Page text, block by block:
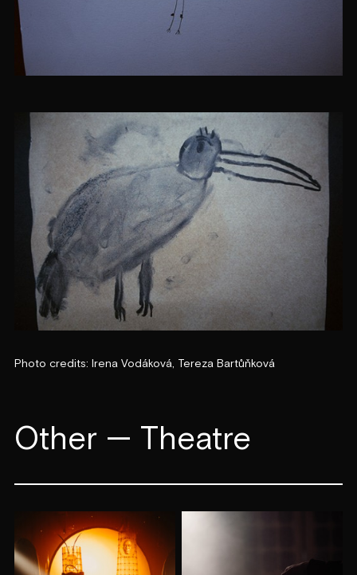
Photo credits: Irena Vodáková, Tereza Bartůňková
Other — Theatre­